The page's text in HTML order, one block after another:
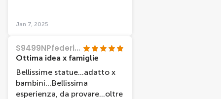
consigliato
Jan 7, 2025
S9499NPfedericor
Ottima idea x famiglie
Bellissime statue…adatto x
bambini…Bellissima
esperienza, da provare…oltre